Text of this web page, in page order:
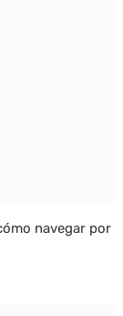
navegar por